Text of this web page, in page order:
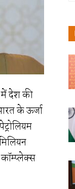
में देश की
के ऊर्जा